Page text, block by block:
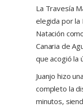
La Travesía
elegida por la
Natación
Canaria de
que acogió la
Juanjo hizo
completo la
minutos,